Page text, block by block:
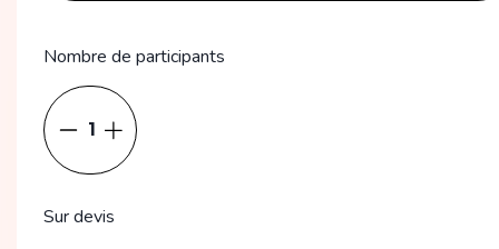
Nombre de participants
1
Sur devis